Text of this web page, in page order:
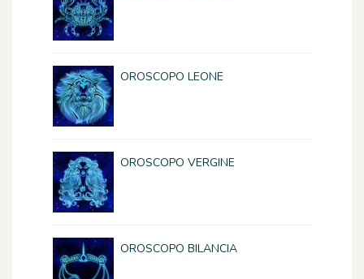
OROSCOPO LEONE
OROSCOPO VERGINE
OROSCOPO BILANCIA